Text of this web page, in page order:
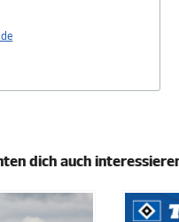
dich auch